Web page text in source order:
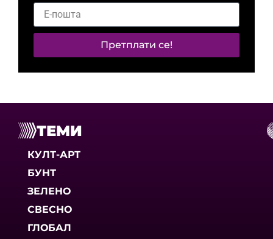
Претплати се!
ТЕМИ
КУЛТ-АРТ
БУНТ
ЗЕЛЕНО
СВЕСНО
ГЛОБАЛ